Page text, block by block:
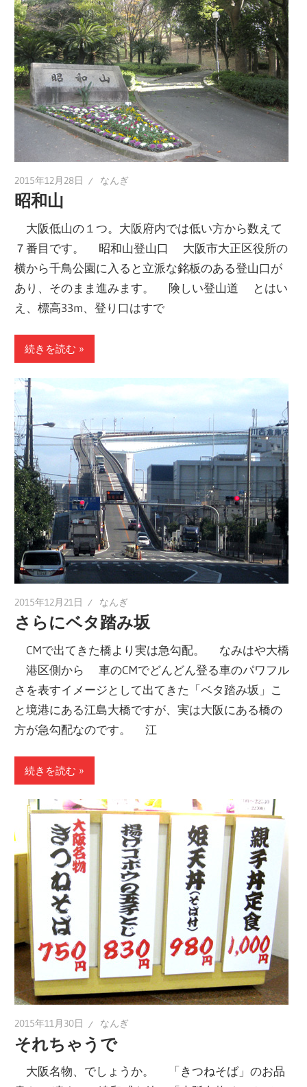
2015年12月28日 なんぎ
昭和山
大阪低山の１つ。大阪府内では低い方から数えて
７番目です。 昭和山登山口 大阪市大正区役所の
横から千鳥公園に入ると立派な銘板のある登山口が
あり、そのまま進みます。 険しい登山道 とはい
え、標高33m、登り口はすで
続きを読む
2015年12月21日 なんぎ
さらにベタ踏み坂
CMで出てきた橋より実は急勾配。 なみはや大橋
港区側から 車のCMでどんどん登る車のパワフル
さを表すイメージとして出てきた「ベタ踏み坂」こ
と境港にある江島大橋ですが、実は大阪にある橋の
方が急勾配なのです。 江
続きを読む
2015年11月30日 なんぎ
それちゃうで
大阪名物、でしょうか。 「きつねそば」のお品